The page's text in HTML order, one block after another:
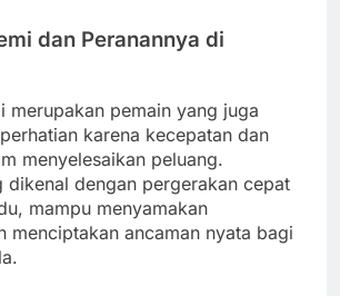
dan Peranannya di
merupakan pemain yang juga
karena kecepatan dan
menyelesaikan peluang.
dikenal dengan pergerakan cepat
mampu menyamakan
menciptakan ancaman nyata bagi